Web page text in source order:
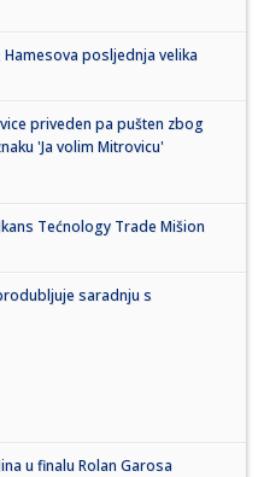
posljednja velika
priveden pa pušten zbog
'Ja volim Mitrovicu'
Tećnology Trade Mišion
saradnju s
u finalu Rolan Garosa